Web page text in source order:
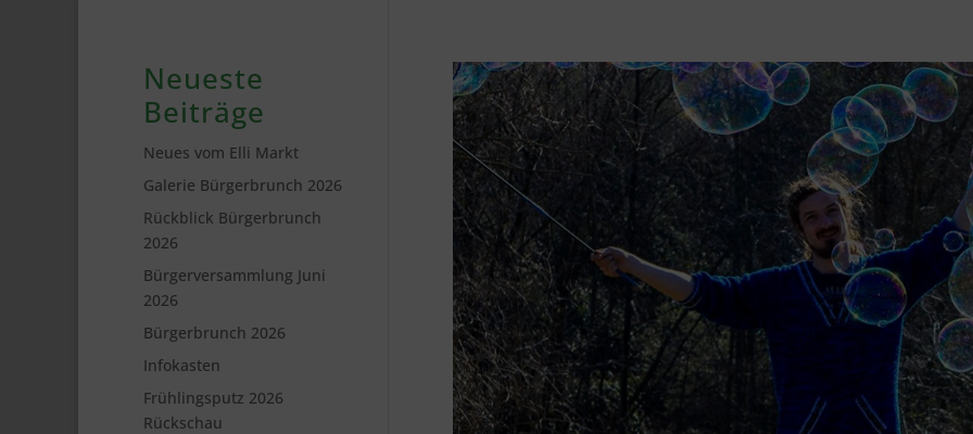
Neueste
Beiträge
Neues vom Elli Markt
Galerie Bürgerbrunch 2026
Rückblick Bürgerbrunch
2026
Bürgerversammlung Juni
2026
Bürgerbrunch 2026
Infokasten
Frühlingsputz 2026
Rückschau